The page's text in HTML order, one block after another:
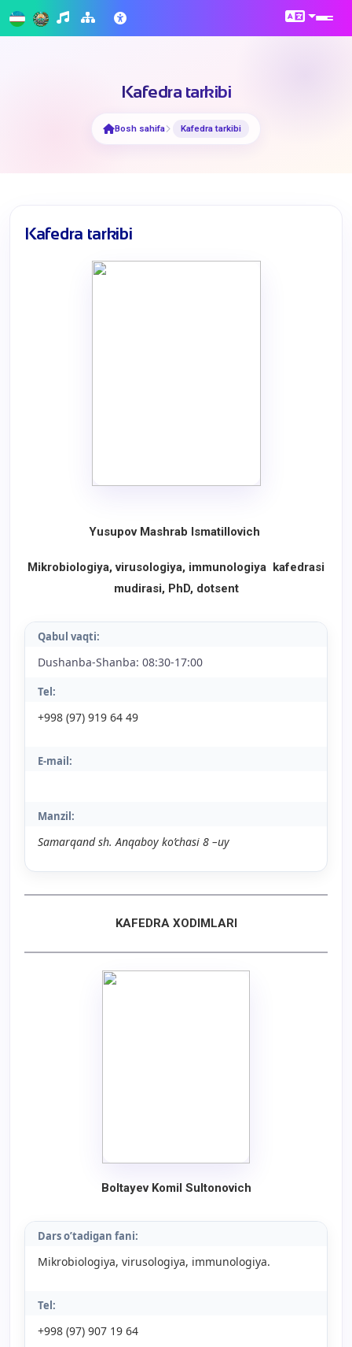
Kafedra tarkibi
Bosh sahifa Kafedra tarkibi
Kafedra tarkibi
Yusupov Mashrab Ismatillovich
Mikrobiologiya, virusologiya, immunologiya kafedrasi
mudirasi, PhD, dotsent
Qabul vaqti:
Dushanba-Shanba: 08:30-17:00
Tel:
+998 (97) 919 64 49
E-mail:
Manzil:
Samarqand sh.Anqaboy ko’chasi 8 –uy
KAFEDRA XODIMLARI
Boltayev Komil Sultonovich
Dars o’tadigan fani:
Mikrobiologiya, virusologiya, immunologiya.
Tel:
+998 (97) 907 19 64